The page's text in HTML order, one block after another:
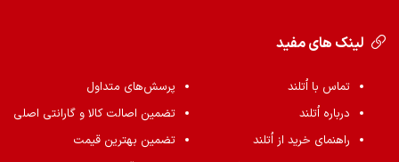
لینک های مفید
تماس با اُتلند
درباره اُتلند
راهنمای خرید از اُتلند
پرسش‌های متداول
تضمین اصالت کالا و گارانتی اصلی
تضمین بهترین قیمت